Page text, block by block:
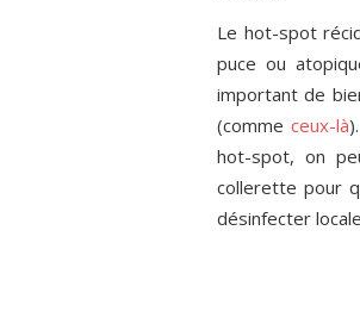
Le hot-spot
puce ou
important de
(comme ceux-là
hot-spot, on
collerette pour
désinfecter